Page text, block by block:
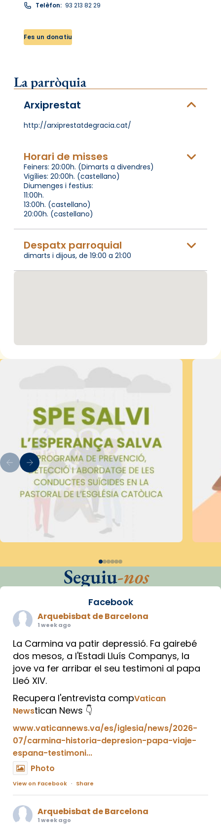
Telèfon: 93 213 82 29
Fes un donatiu
La parròquia
Arxiprestat
http://arxiprestatdegracia.cat/
Horari de misses
Feiners: 20:00h. (Dimarts a divendres)
Vigílies: 20:00h. (castellano)
Diumenges i festius:
11:00h.
13:00h. (castellano)
20:00h. (castellano)
Despatx parroquial
dimarts i dijous, de 19:00 a 21:00
Seguiu-nos
Facebook
Arquebisbat de Barcelona
1 week ago
La Carmina va patir depressió. Fa gairebé
dos mesos, a l'Estadi Lluís Companys, la
jove va fer arribar el seu testimoni al papa
Lleó XIV.
Recupera l'entrevista compVatican
Newstican News 👇
www.vaticannews.va/es/iglesia/news/2026-
07/carmina-historia-depresion-papa-viaje-
espana-testimoni...
Photo
View on Facebook · Share
Arquebisbat de Barcelona
1 week ago